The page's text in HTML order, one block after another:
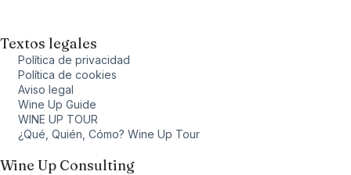
Textos legales
Política de privacidad
Política de cookies
Aviso legal
Wine Up Guide
WINE UP TOUR
¿Qué, Quién, Cómo? Wine Up Tour
Wine Up Consulting